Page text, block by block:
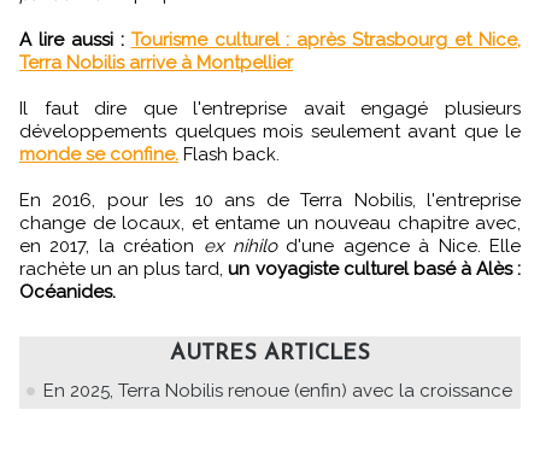
A lire aussi : Tourisme culturel : après Strasbourg et Nice,
Terra Nobilis arrive à Montpellier
Il faut dire que l'entreprise avait engagé plusieurs
développements quelques mois seulement avant que le
monde se confine. Flash back.
En 2016, pour les 10 ans de Terra Nobilis, l'entreprise
change de locaux, et entame un nouveau chapitre avec,
en 2017, la création ex nihilod'une agence à Nice. Elle
rachète un an plus tard,un voyagiste culturel basé à Alès :
Océanides.
AUTRES ARTICLES
En 2025, Terra Nobilis renoue (enfin) avec la croissance